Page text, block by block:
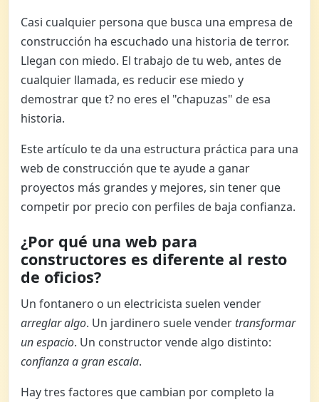
Casi cualquier persona que busca una empresa de
construcción ha escuchado una historia de terror.
Llegan con miedo. El trabajo de tu web, antes de
cualquier llamada, es reducir ese miedo y
demostrar que t? no eres el "chapuzas" de esa
historia.
Este artículo te da una estructura práctica para una
web de construcción que te ayude a ganar
proyectos más grandes y mejores, sin tener que
competir por precio con perfiles de baja confianza.
¿Por qué una web para
constructores es diferente al resto
de oficios?
Un fontanero o un electricista suelen vender
arreglar algo. Un jardinero suele vender transformar
un espacio. Un constructor vende algo distinto:
confianza a gran escala.
Hay tres factores que cambian por completo la